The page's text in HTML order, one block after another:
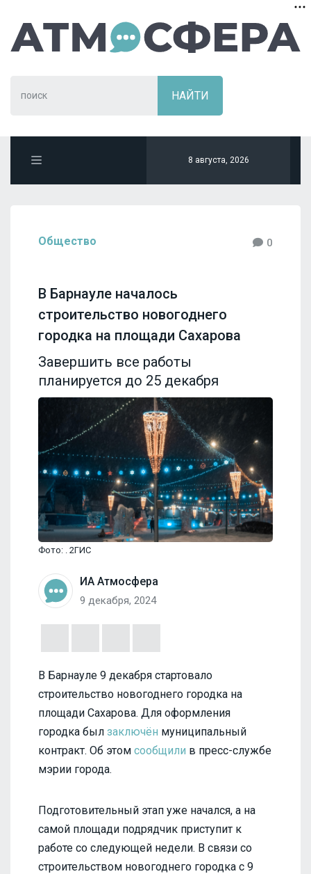
8 августа, 2026
Общество 0
В Барнауле началось
строительство новогоднего
городка на площади Сахарова
Завершить все работы
планируется до 25 декабря
Фото: . 2ГИС
ИА Атмосфера
9 декабря, 2024
В Барнауле 9 декабря стартовало
строительство новогоднего городка на
площади Сахарова. Для оформления
городка был заключён муниципальный
контракт. Об этом сообщили в пресс-службе
мэрии города.
Подготовительный этап уже начался, а на
самой площади подрядчик приступит к
работе со следующей недели. В связи со
строительством новогоднего городка с 9